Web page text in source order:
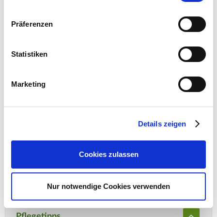
Präferenzen
Statistiken
Marketing
Details zeigen
Cookies zulassen
Nur notwendige Cookies verwenden
Webseite: https://www.as-
BIO-Zertifiziert nach ÖKO-